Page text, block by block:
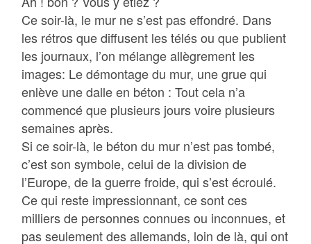
Ce soir-là, le mur ne s’est pas effondré. Dans
les rétros que diffusent les télés ou que publient
les journaux, l’on mélange allègrement les
images: Le démontage du mur, une grue qui
enlève une dalle en béton : Tout cela n’a
commencé que plusieurs jours voire plusieurs
semaines après.
Si ce soir-là, le béton du mur n’est pas tombé,
c’est son symbole, celui de la division de
l’Europe, de la guerre froide, qui s’est écroulé.
Ce qui reste impressionnant, ce sont ces
milliers de personnes connues ou inconnues, et
pas seulement des allemands, loin de là, qui ont